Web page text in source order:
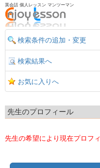
英会話 個人レッスン マンツーマン
検索条件の追加・変更
検索結果へ
お気に入りへ
先生のプロフィール
先生の希望により現在プロフ